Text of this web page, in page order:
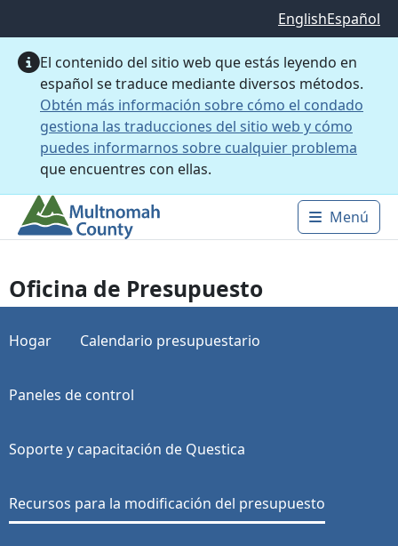
EnglishEspañol
El contenido del sitio web que estás leyendo en
español se traduce mediante diversos métodos.
Obtén más información sobre cómo el condado
gestiona las traducciones del sitio web y cómo
puedes informarnos sobre cualquier problema
que encuentres con ellas.
Main
Menú
Oficina de Presupuesto
Hogar Calendario presupuestario
Paneles de control
Soporte y capacitación de Questica
Recursos para la modificación del presupuesto